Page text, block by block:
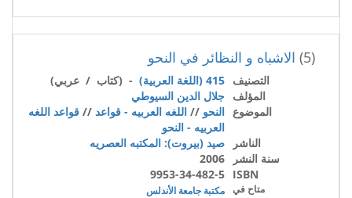
(5) الاشباه و النظائر في النحو
التصنيف 415 (اللغة العربية)
- (كتاب / عربي)
المؤلف جلال الدين السيوطي
الموضوع النحو // اللغه العربيه - قواعد // قواعد اللغه
العربيه - النحو
الناشر
صيد (بيروت): المكتبه العصريه
سنة النشر
2006
ISBN
9953-34-482-5
متاح في مكتبة جامعة الأندلس